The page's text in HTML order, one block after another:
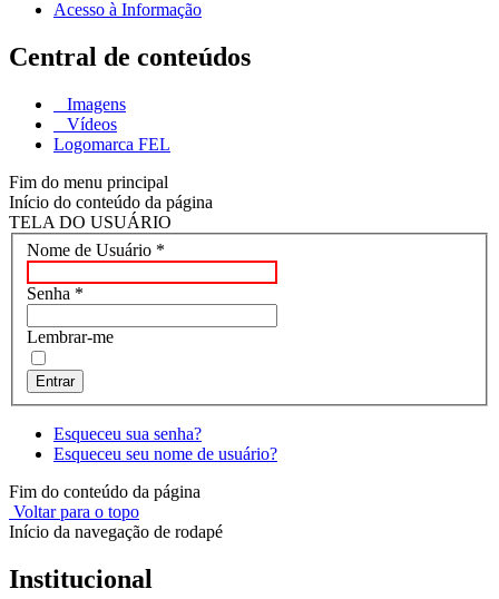
Acesso à Informação
Central de conteúdos
Imagens
Vídeos
Logomarca FEL
Fim do menu principal
Início do conteúdo da página
TELA DO USUÁRIO
Nome de Usuário *
Senha *
Lembrar-me
Entrar
Esqueceu sua senha?
Esqueceu seu nome de usuário?
Fim do conteúdo da página
Voltar para o topo
Início da navegação de rodapé
Institucional